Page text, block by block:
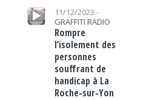
Lecteur audio
11/12/2023 -
GRAFFITI RADIO
Rompre
l’isolement des
personnes
souffrant de
handicap à La
Roche-sur-Yon